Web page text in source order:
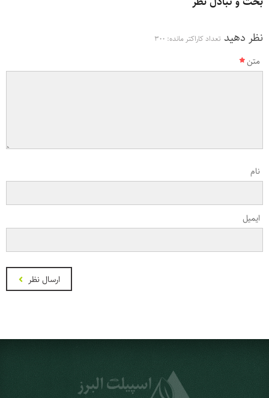
نظر دهید تعداد کاراکتر مانده: 300
متن
نام
ایمیل
ارسال نظر